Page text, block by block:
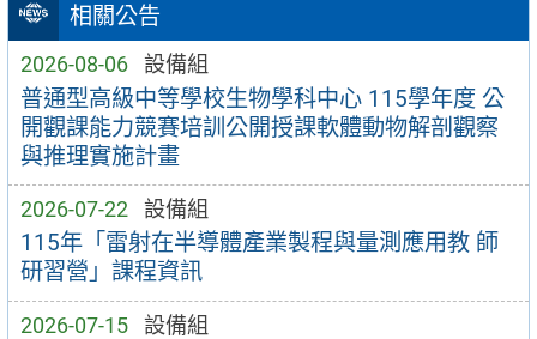
相關公告
2026-08-06 設備組
普通型高級中等學校生物學科中心 115學年度 公
開觀課能力競賽培訓公開授課軟體動物解剖觀察
與推理實施計畫
2026-07-22 設備組
115年「雷射在半導體產業製程與量測應用教 師
研習營」課程資訊
2026-07-15 設備組